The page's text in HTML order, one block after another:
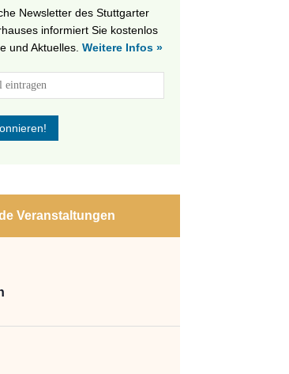
Newsletter des Stuttgarter
informiert Sie kostenlos
und Aktuelles. Weitere Infos »
Veranstaltungen